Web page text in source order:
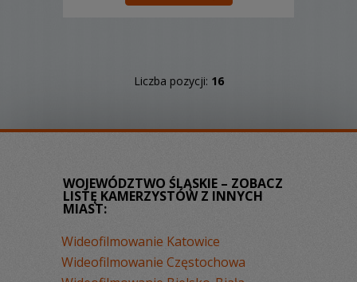
Liczba pozycji: 16
WOJEWÓDZTWO ŚLĄSKIE – ZOBACZ
LISTĘ KAMERZYSTÓW Z INNYCH
MIAST:
Wideofilmowanie Katowice
Wideofilmowanie Częstochowa